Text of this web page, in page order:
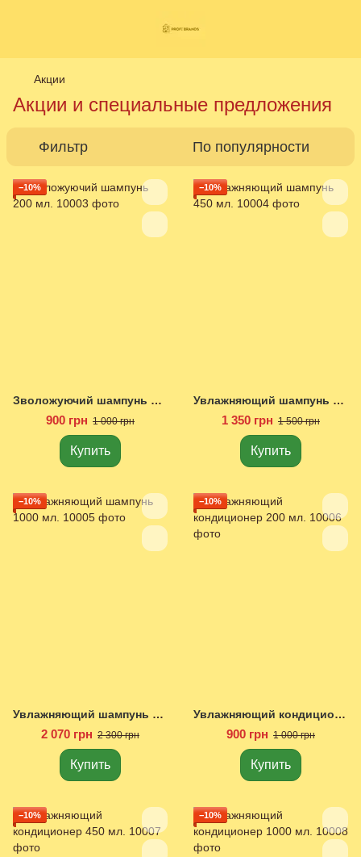
Акции
Акции и специальные предложения
Фильтр По популярности
−10%
Зволожуючий шампунь 200 мл.
900 грн 1 000 грн
Купить
−10%
Увлажняющий шампунь 450 мл.
1 350 грн 1 500 грн
Купить
−10%
Увлажняющий шампунь 1000 мл.
2 070 грн 2 300 грн
Купить
−10%
Увлажняющий кондиционер 200 мл.
900 грн 1 000 грн
Купить
−10% −10%